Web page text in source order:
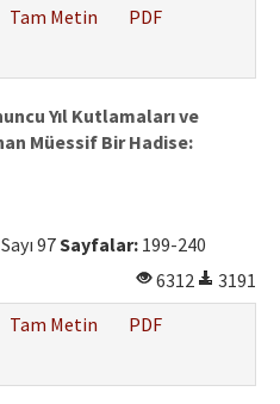
Tam Metin
PDF
Yıl Kutlamaları ve
Müessif Bir Hadise:
97Sayfalar: 199-240
6312
3191
Tam Metin
PDF